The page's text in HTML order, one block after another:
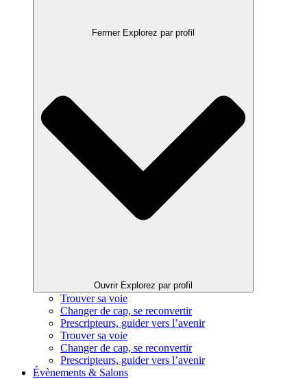
Fermer Explorez par profil
Ouvrir Explorez par profil
Trouver sa voie
Changer de cap, se reconvertir
Prescripteurs, guider vers l’avenir
Trouver sa voie
Changer de cap, se reconvertir
Prescripteurs, guider vers l’avenir
Évènements & Salons